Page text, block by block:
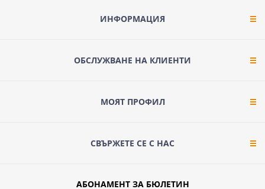
ИНФОРМАЦИЯ
ОБСЛУЖВАНЕ НА КЛИЕНТИ
МОЯТ ПРОФИЛ
СВЪРЖЕТЕ СЕ С НАС
АБОНАМЕНТ ЗА БЮЛЕТИН